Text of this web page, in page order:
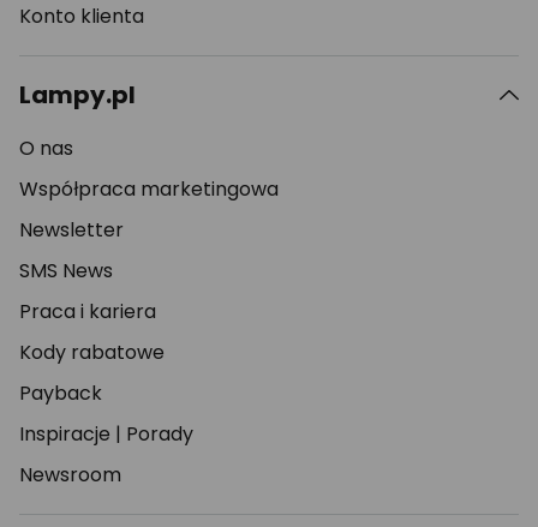
Konto klienta
Lampy.pl
O nas
Współpraca marketingowa
Newsletter
SMS News
Praca i kariera
Kody rabatowe
Payback
Inspiracje | Porady
Newsroom